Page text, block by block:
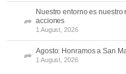
Nuestro entorno es
acciones
1 August, 2026
Agosto: Honramos a San
1 August, 2026